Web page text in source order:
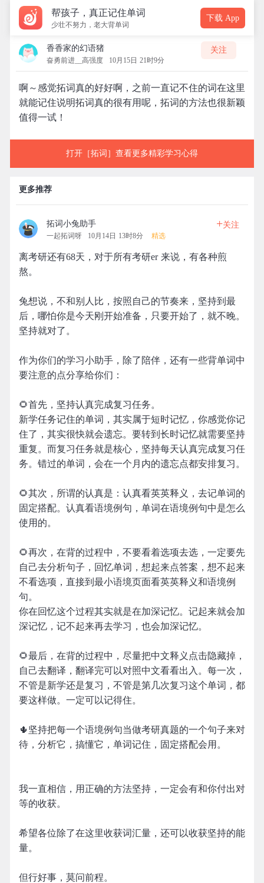
帮孩子，真正记住单词
少壮不努力，老大背单词
下载 App
香香家的幻语猪
奋勇前进__高强度 10月15日 21时9分
关注
啊～感觉拓词真的好好啊，之前一直记不住的词在这里
就能记住说明拓词真的很有用呢，拓词的方法也很新颖
值得一试！
打开［拓词］查看更多精彩学习心得
更多推荐
拓词小兔助手
一起拓词呀 10月14日 13时8分 精选
+关注
离考研还有68天，对于所有考研er 来说，有各种煎
熬。
兔想说，不和别人比，按照自己的节奏来，坚持到最
后，哪怕你是今天刚开始准备，只要开始了，就不晚。
坚持就对了。
作为你们的学习小助手，除了陪伴，还有一些背单词中
要注意的点分享给你们：
🌻首先，坚持认真完成复习任务。
新学任务记住的单词，其实属于短时记忆，你感觉你记
住了，其实很快就会遗忘。要转到长时记忆就需要坚持
重复。而复习任务就是核心，坚持每天认真完成复习任
务。错过的单词，会在一个月内的遗忘点都安排复习。
🌻其次，所谓的认真是：认真看英英释义，去记单词的
固定搭配。认真看语境例句，单词在语境例句中是怎么
使用的。
🌻再次，在背的过程中，不要看着选项去选，一定要先
自己去分析句子，回忆单词，想起来点答案，想不起来
不看选项，直接到最小语境页面看英英释义和语境例
句。
你在回忆这个过程其实就是在加深记忆。记起来就会加
深记忆，记不起来再去学习，也会加深记忆。
🌻最后，在背的过程中，尽量把中文释义点击隐藏掉，
自己去翻译，翻译完可以对照中文看看出入。每一次，
不管是新学还是复习，不管是第几次复习这个单词，都
要这样做。一定可以记得住。
🌵坚持把每一个语境例句当做考研真题的一个句子来对
待，分析它，搞懂它，单词记住，固定搭配会用。
我一直相信，用正确的方法坚持，一定会有和你付出对
等的收获。
希望各位除了在这里收获词汇量，还可以收获坚持的能
量。
但行好事，莫问前程。